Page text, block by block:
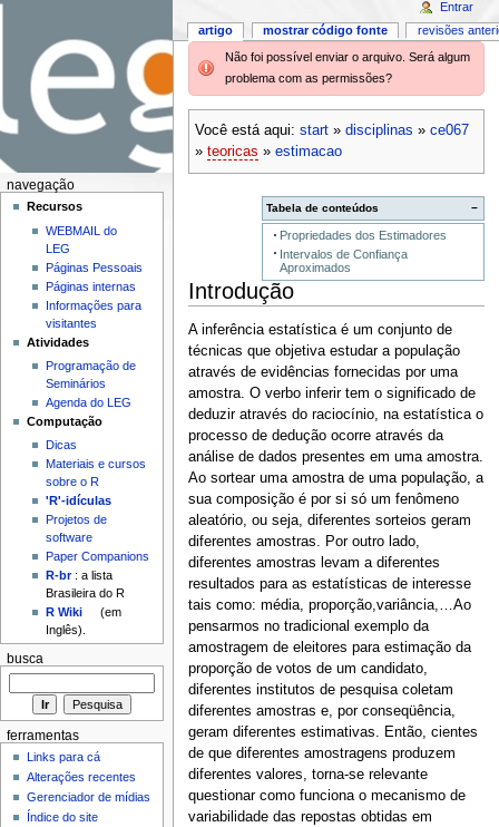
Não foi possível enviar o arquivo. Será algum
problema com as permissões?
Você está aqui: start» disciplinas » ce067
» teoricas » estimacao
−
Tabela de conteúdos
Propriedades dos Estimadores
Intervalos de Confiança
Aproximados
Introdução
A inferência estatística é um conjunto de
técnicas que objetiva estudar a população
através de evidências fornecidas por uma
amostra. O verbo inferir tem o significado de
deduzir através do raciocínio, na estatística o
processo de dedução ocorre através da
análise de dados presentes em uma amostra.
Ao sortear uma amostra de uma população, a
sua composição é por si só um fenômeno
aleatório, ou seja, diferentes sorteios geram
diferentes amostras. Por outro lado,
diferentes amostras levam a diferentes
resultados para as estatísticas de interesse
tais como: média, proporção,variância,…Ao
pensarmos no tradicional exemplo da
amostragem de eleitores para estimação da
proporção de votos de um candidato,
diferentes institutos de pesquisa coletam
diferentes amostras e, por conseqüência,
geram diferentes estimativas. Então, cientes
de que diferentes amostragens produzem
diferentes valores, torna-se relevante
questionar como funciona o mecanismo de
variabilidade das repostas obtidas em
artigo mostrar código fonte revisões
Entrar
navegação
Recursos
WEBMAIL do
LEG
Páginas Pessoais
Páginas internas
Informações para
visitantes
Atividades
Programação de
Seminários
Agenda do LEG
Computação
Dicas
Materiais e cursos
sobre o R
'R'-idículas
Projetos de
software
Paper Companions
R-br: a lista
Brasileira do R
R Wiki
(em
Inglês).
busca
ferramentas
Links para cá
Alterações recentes
Gerenciador de mídias
Índice do site